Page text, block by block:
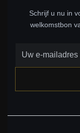
Schrijf u nu in
welkomstbon